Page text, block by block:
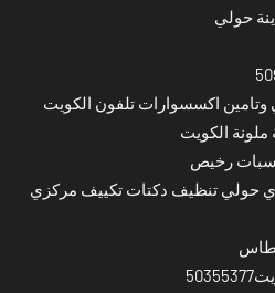
حولي
اكسسوارات تلفون الكويت
ملونة الكويت
رخيص
حولي تنظيف دكتات تكييف مركزي